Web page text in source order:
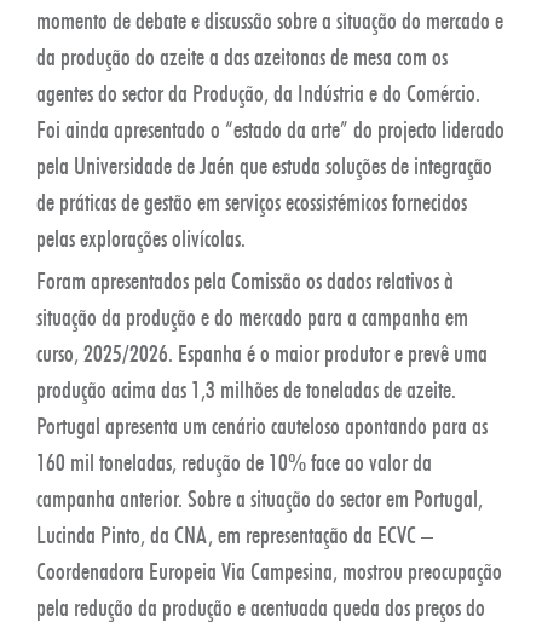
momento de debate e discussão sobre a situação do mercado e
da produção do azeite a das azeitonas de mesa com os
agentes do sector da Produção, da Indústria e do Comércio.
Foi ainda apresentado o “estado da arte” do projecto liderado
pela Universidade de Jaén que estuda soluções de integração
de práticas de gestão em serviços ecossistémicos fornecidos
pelas explorações olivícolas.
Foram apresentados pela Comissão os dados relativos à
situação da produção e do mercado para a campanha em
curso, 2025/2026. Espanha é o maior produtor e prevê uma
produção acima das 1,3 milhões de toneladas de azeite.
Portugal apresenta um cenário cauteloso apontando para as
160 mil toneladas, redução de 10% face ao valor da
campanha anterior. Sobre a situação do sector em Portugal,
Lucinda Pinto, da CNA, em representação da ECVC –
Coordenadora Europeia Via Campesina, mostrou preocupação
pela redução da produção e acentuada queda dos preços do